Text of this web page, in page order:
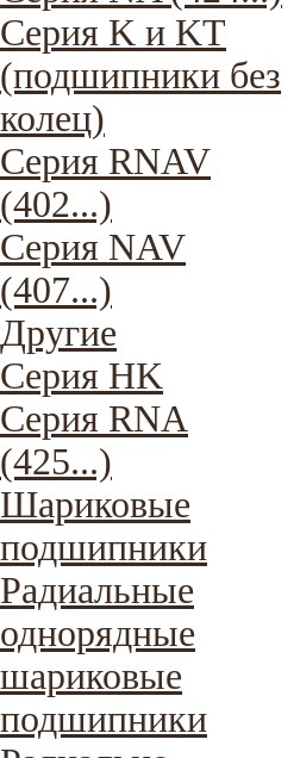
Серия K и KT
(подшипники без
колец)
Серия RNAV
(402...)
Серия NAV
(407...)
Другие
Серия HK
Серия RNA
(425...)
Шариковые
подшипники
Радиальные
однорядные
шариковые
подшипники